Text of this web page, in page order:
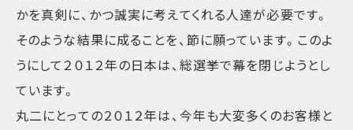
かを真剣に、かつ誠実に考えてくれる人達が必要です。
そのような結果に成ることを、節に願っています。このよ
うにして２０１２年の日本は、総選挙で幕を閉じようとし
ています。
丸二にとっての２０１２年は、今年も大変多くのお客様と